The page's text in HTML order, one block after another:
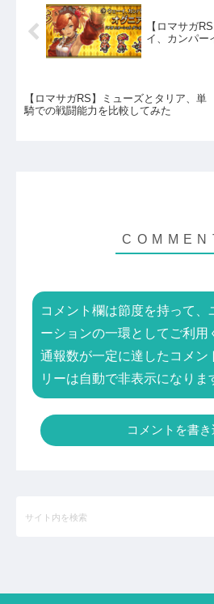
【ロマサガ
イ、カンパー
【ロマサガRS】ミューズとタリア、単
騎での戦闘能力を比較してみた
コメント欄は節度を持って、
ーションの一環としてご利用
通報数が一定に達したコメン
リーは自動で非表示になりま
コメントを書き